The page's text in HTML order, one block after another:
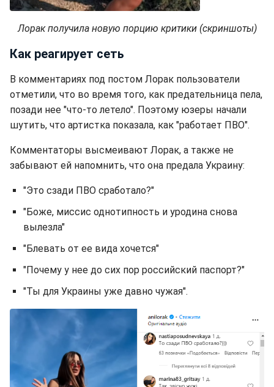
Лорак получила новую порцию критики (скриншоты)
Как реагирует сеть
В комментариях под постом Лорак пользователи
отметили, что во время того, как предательница пела,
позади нее "что-то летело". Поэтому юзеры начали
шутить, что артистка показала, как "работает ПВО".
Комментаторы высмеивают Лорак, а также не
забывают ей напомнить, что она предала Украину:
"Это сзади ПВО сработало?"
"Боже, миссис однотипность и уродина снова
вылезла"
"Блевать от ее вида хочется"
"Почему у нее до сих пор российский паспорт?"
"Ты для Украины уже давно чужая".